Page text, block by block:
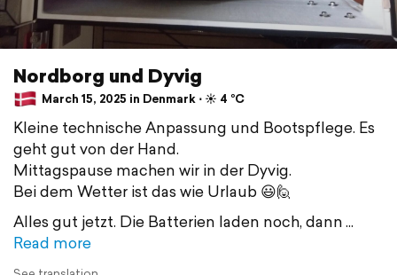
Nordborg und Dyvig
March 15, 2025 in Denmark ⋅ ☀️ 4 °C
Kleine technische Anpassung und Bootspflege. Es
geht gut von der Hand.
Mittagspause machen wir in der Dyvig.
Bei dem Wetter ist das wie Urlaub 😃🙋
Alles gut jetzt. Die Batterien laden noch, dann
Read more